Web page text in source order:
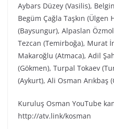
Aybars Düzey (Vasilis),
Begüm Çağla Taşkın (Ülgen
(Baysungur), Alpaslan
Tezcan (Temirboğa), Murat
Makaroğlu (Atmaca), Adil
(Gökmen), Turpal Tokaev
(Aykurt), Ali Osman Arıkbaş
Kuruluş Osman YouTube
http://atv.link/kosman